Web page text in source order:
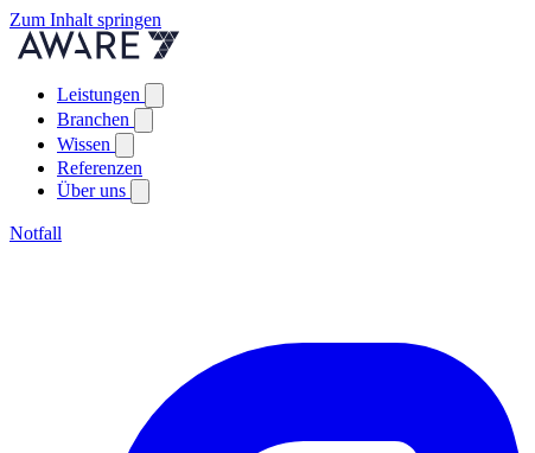
Zum Inhalt springen
Leistungen
Branchen
Wissen
Referenzen
Über uns
Notfall